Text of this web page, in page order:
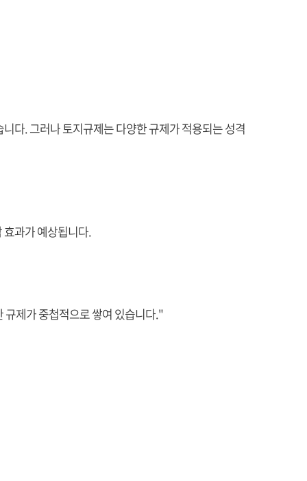
다. 그러나 토지규제는 다양한 규제가 적용되는 성격
효과가 예상됩니다.
제가 중첩적으로 쌓여 있습니다."